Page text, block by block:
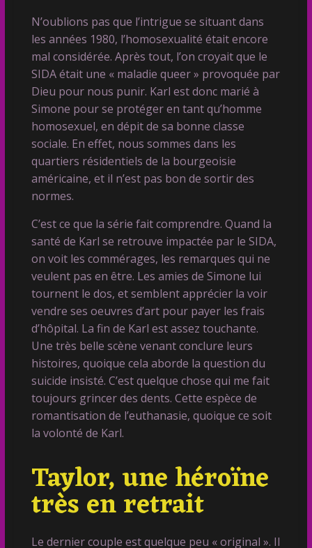
N’oublions pas que l’intrigue se situant dans
les années 1980, l’homosexualité était encore
mal considérée. Après tout, l’on croyait que le
SIDA était une « maladie queer » provoquée par
Dieu pour nous punir. Karl est donc marié à
Simone pour se protéger en tant qu’homme
homosexuel, en dépit de sa bonne classe
sociale. En effet, nous sommes dans les
quartiers résidentiels de la bourgeoisie
américaine, et il n’est pas bon de sortir des
normes.
C’est ce que la série fait comprendre. Quand la
santé de Karl se retrouve impactée par le SIDA,
on voit les commérages, les remarques qui ne
veulent pas en être. Les amies de Simone lui
tournent le dos, et semblent apprécier la voir
vendre ses oeuvres d’art pour payer les frais
d’hôpital. La fin de Karl est assez touchante.
Une très belle scène venant conclure leurs
histoires, quoique cela aborde la question du
suicide insisté. C’est quelque chose qui me fait
toujours grincer des dents. Cette espèce de
romantisation de l’euthanasie, quoique ce soit
la volonté de Karl.
Taylor, une héroïne
très en retrait
Le dernier couple est quelque peu « original ». Il